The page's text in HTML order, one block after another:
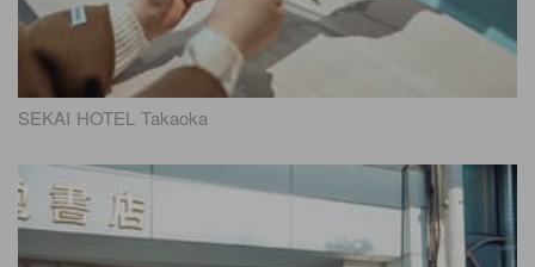
SEKAI HOTEL Takaoka